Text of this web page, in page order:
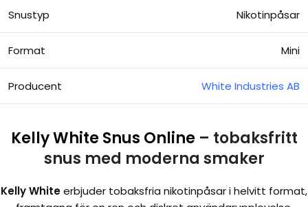
Snustyp Nikotinpåsar
Format Mini
Producent White Industries AB
Kelly White Snus Online– tobaksfritt
snus med moderna smaker
Kelly Whiteerbjuder tobaksfria nikotinpåsar i helvitt format,